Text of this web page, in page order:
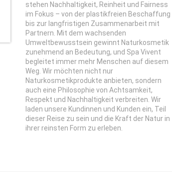
stehen Nachhaltigkeit, Reinheit und Fairness
im Fokus – von der plastikfreien Beschaffung
bis zur langfristigen Zusammenarbeit mit
Partnern. Mit dem wachsenden
Umweltbewusstsein gewinnt Naturkosmetik
zunehmend an Bedeutung, und Spa Vivent
begleitet immer mehr Menschen auf diesem
Weg. Wir möchten nicht nur
Naturkosmetikprodukte anbieten, sondern
auch eine Philosophie von Achtsamkeit,
Respekt und Nachhaltigkeit verbreiten. Wir
laden unsere Kundinnen und Kunden ein, Teil
dieser Reise zu sein und die Kraft der Natur in
ihrer reinsten Form zu erleben.